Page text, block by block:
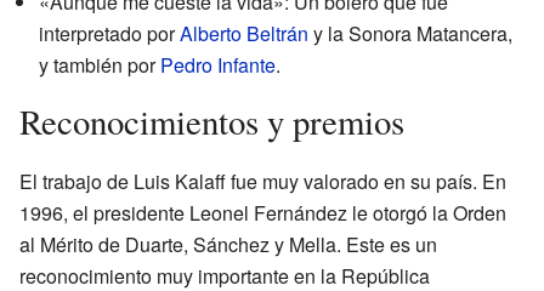
interpretado porAlberto Beltrán y la Sonora Matancera,
y también porPedro Infante.
Reconocimientos y premios
El trabajo de Luis Kalaff fue muy valorado en su país. En
1996, el presidente Leonel Fernández le otorgó la Orden
al Mérito de Duarte, Sánchez y Mella. Este es un
reconocimiento muy importante en la República